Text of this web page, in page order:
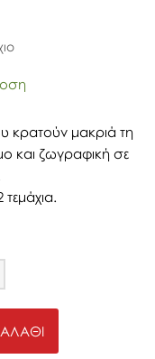
κρατούν μακριά τη
και ζωγραφική σε
τεμάχια.